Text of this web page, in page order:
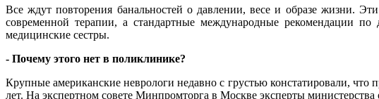
Все ждут повторения банальностей о давлении, весе и образе жизни.
современной терапии, а стандартные международные рекомендации
медицинские сестры.
- Почему этого нет в поликлинике?
Крупные американские неврологи недавно с грустью констатировали,
лет. На экспертном совете Минпромторга в Москве эксперты